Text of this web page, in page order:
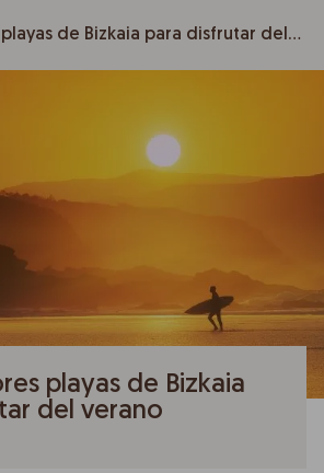
Las 15 mejores playas de Bizkaia para disfrutar del verano
playas de Bizkaia
del verano